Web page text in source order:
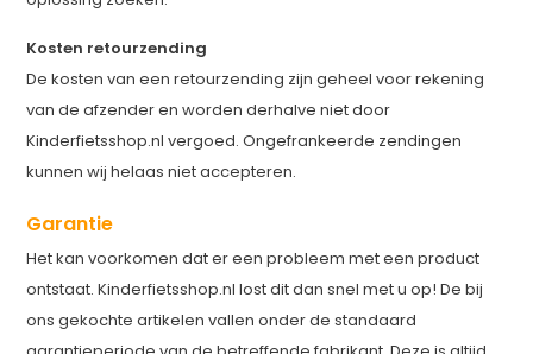
Kosten retourzending
De kosten van een retourzending zijn geheel voor rekening
van de afzender en worden derhalve niet door
Kinderfietsshop.nl vergoed. Ongefrankeerde zendingen
kunnen wij helaas niet accepteren.
Garantie
Het kan voorkomen dat er een probleem met een product
ontstaat. Kinderfietsshop.nl lost dit dan snel met u op! De bij
ons gekochte artikelen vallen onder de standaard